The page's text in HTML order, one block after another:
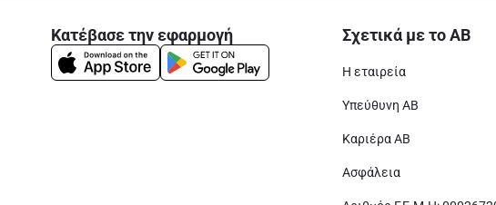
Κατέβασε την εφαρμογή Σχετικά με το ΑΒ
Η εταιρεία
Υπεύθυνη ΑΒ
Καριέρα ΑΒ
Ασφάλεια